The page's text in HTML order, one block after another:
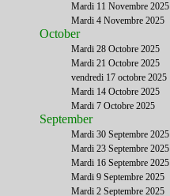
Mardi 11 Novembre 2025
Mardi 4 Novembre 2025
October
Mardi 28 Octobre 2025
Mardi 21 Octobre 2025
vendredi 17 octobre 2025
Mardi 14 Octobre 2025
Mardi 7 Octobre 2025
September
Mardi 30 Septembre 2025
Mardi 23 Septembre 2025
Mardi 16 Septembre 2025
Mardi 9 Septembre 2025
Mardi 2 Septembre 2025